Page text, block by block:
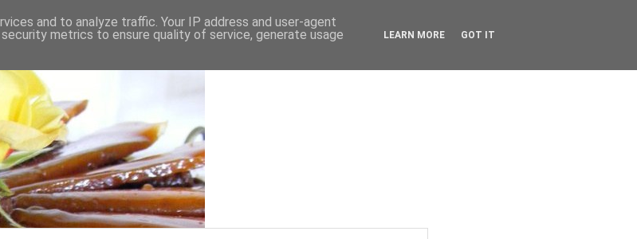
and to analyze traffic. Your IP address and user-agent
metrics to ensure quality of service, generate usage
LEARN MORE GOT IT